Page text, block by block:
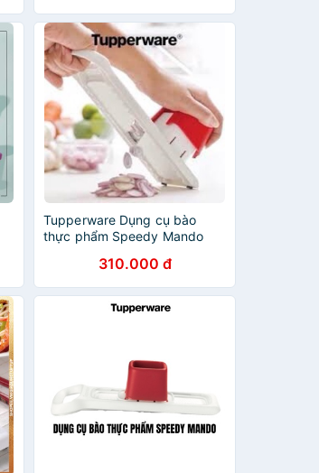
Tupperware Dụng cụ bào
thực phẩm Speedy Mando
310.000 đ